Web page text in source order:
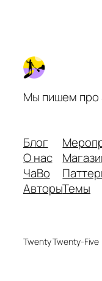
Мы пишем про
Блог
О нас
ЧаВо
АвторыТемы
Twenty Twenty-Five